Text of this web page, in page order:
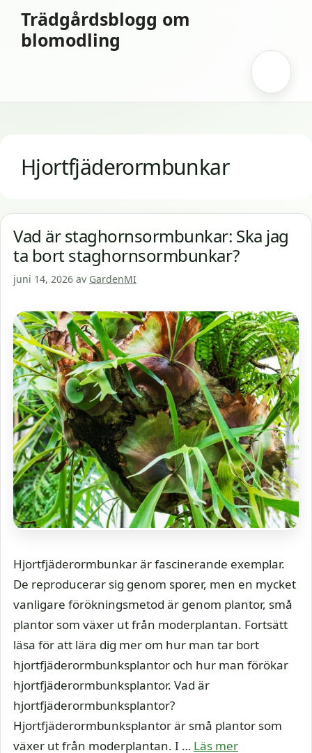
innehåll
Trädgårdsblogg om
blomodling
Hjortfjäderormbunkar
Vad är staghornsormbunkar: Ska jag
ta bort staghornsormbunkar?
juni 14, 2026 av GardenMI
Hjortfjäderormbunkar är fascinerande exemplar.
De reproducerar sig genom sporer, men en mycket
vanligare förökningsmetod är genom plantor, små
plantor som växer ut från moderplantan. Fortsätt
läsa för att lära dig mer om hur man tar bort
hjortfjäderormbunksplantor och hur man förökar
hjortfjäderormbunksplantor. Vad är
hjortfjäderormbunksplantor?
Hjortfjäderormbunksplantor är små plantor som
växer ut från moderplantan. I … Läs mer